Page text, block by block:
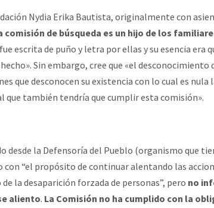
Nydia Erika Bautista, originalmente con
comisión de búsqueda es un hijo de los
escrita de puño y letra por ellas y su esencia era
Sin embargo, cree que «el desconocimiento
que desconocen su existencia con lo cual es nula
que también tendría que cumplir esta comisión».
desde la Defensoría del Pueblo (organismo que
con “el propósito de continuar alentando las
la desaparición forzada de personas”, pero no
aliento. La Comisión no ha cumplido con la